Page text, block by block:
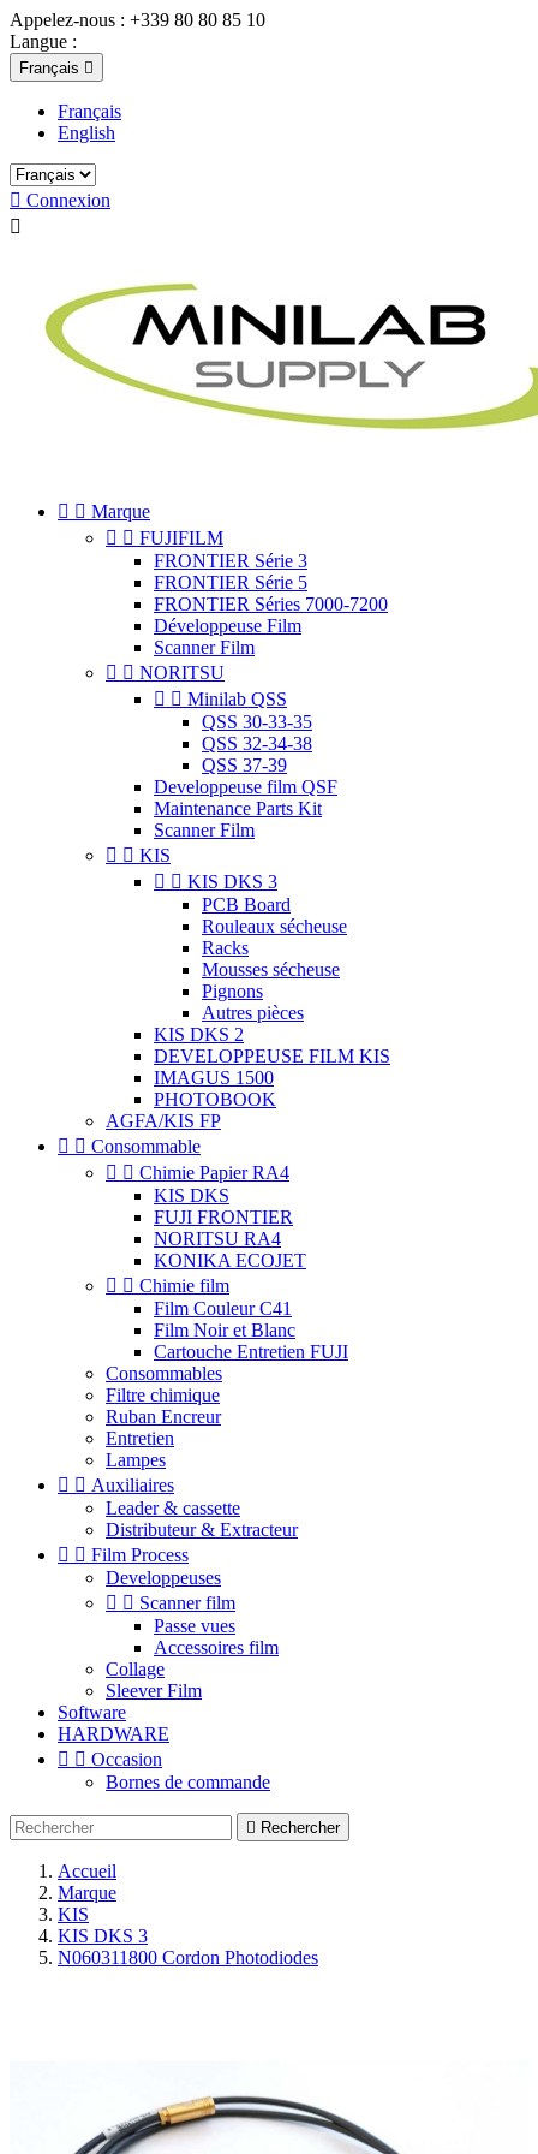
Appelez-nous : +339 80 80 85 10
Langue :
Français 
Français
English
 Connexion

  Marque
  FUJIFILM
FRONTIER Série 3
FRONTIER Série 5
FRONTIER Séries 7000-7200
Développeuse Film
Scanner Film
  NORITSU
  Minilab QSS
QSS 30-33-35
QSS 32-34-38
QSS 37-39
Developpeuse film QSF
Maintenance Parts Kit
Scanner Film
  KIS
  KIS DKS 3
PCB Board
Rouleaux sécheuse
Racks
Mousses sécheuse
Pignons
Autres pièces
KIS DKS 2
DEVELOPPEUSE FILM KIS
IMAGUS 1500
PHOTOBOOK
AGFA/KIS FP
  Consommable
  Chimie Papier RA4
KIS DKS
FUJI FRONTIER
NORITSU RA4
KONIKA ECOJET
  Chimie film
Film Couleur C41
Film Noir et Blanc
Cartouche Entretien FUJI
Consommables
Filtre chimique
Ruban Encreur
Entretien
Lampes
  Auxiliaires
Leader & cassette
Distributeur & Extracteur
  Film Process
Developpeuses
  Scanner film
Passe vues
Accessoires film
Collage
Sleever Film
Software
HARDWARE
  Occasion
Bornes de commande
 Rechercher
Accueil
Marque
KIS
KIS DKS 3
N060311800 Cordon Photodiodes